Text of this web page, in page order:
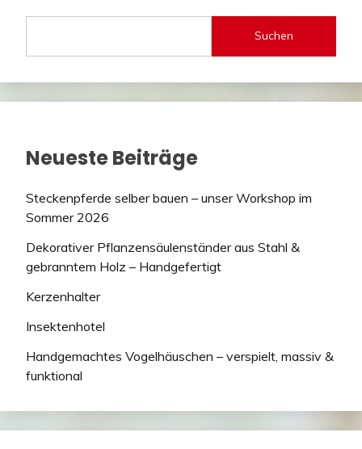
Suchen
Neueste Beiträge
Steckenpferde selber bauen – unser Workshop im
Sommer 2026
Dekorativer Pflanzensäulenständer aus Stahl &
gebranntem Holz – Handgefertigt
Kerzenhalter
Insektenhotel
Handgemachtes Vogelhäuschen – verspielt, massiv &
funktional